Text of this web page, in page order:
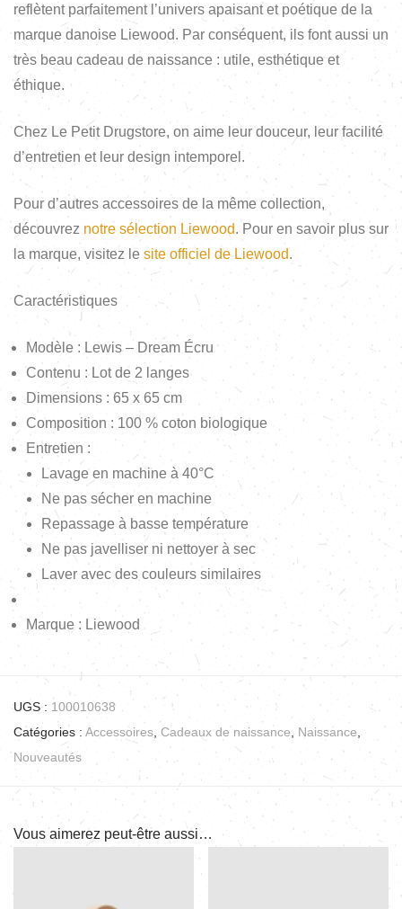
reflètent parfaitement l’univers apaisant et poétique de la
marque danoise Liewood. Par conséquent, ils font aussi un
très beau cadeau de naissance : utile, esthétique et
éthique.
Chez Le Petit Drugstore, on aime leur douceur, leur facilité
d’entretien et leur design intemporel.
Pour d’autres accessoires de la même collection,
découvrez notre sélection Liewood. Pour en savoir plus sur
la marque, visitez le site officiel de Liewood.
Caractéristiques
Modèle : Lewis – Dream Écru
Contenu : Lot de 2 langes
Dimensions : 65 x 65 cm
Composition : 100 % coton biologique
Entretien :
Lavage en machine à 40°C
Ne pas sécher en machine
Repassage à basse température
Ne pas javelliser ni nettoyer à sec
Laver avec des couleurs similaires
Marque : Liewood
UGS : 100010638
Catégories : Accessoires Cadeaux de naissance Naissance
Nouveautés
Vous aimerez peut-être aussi…